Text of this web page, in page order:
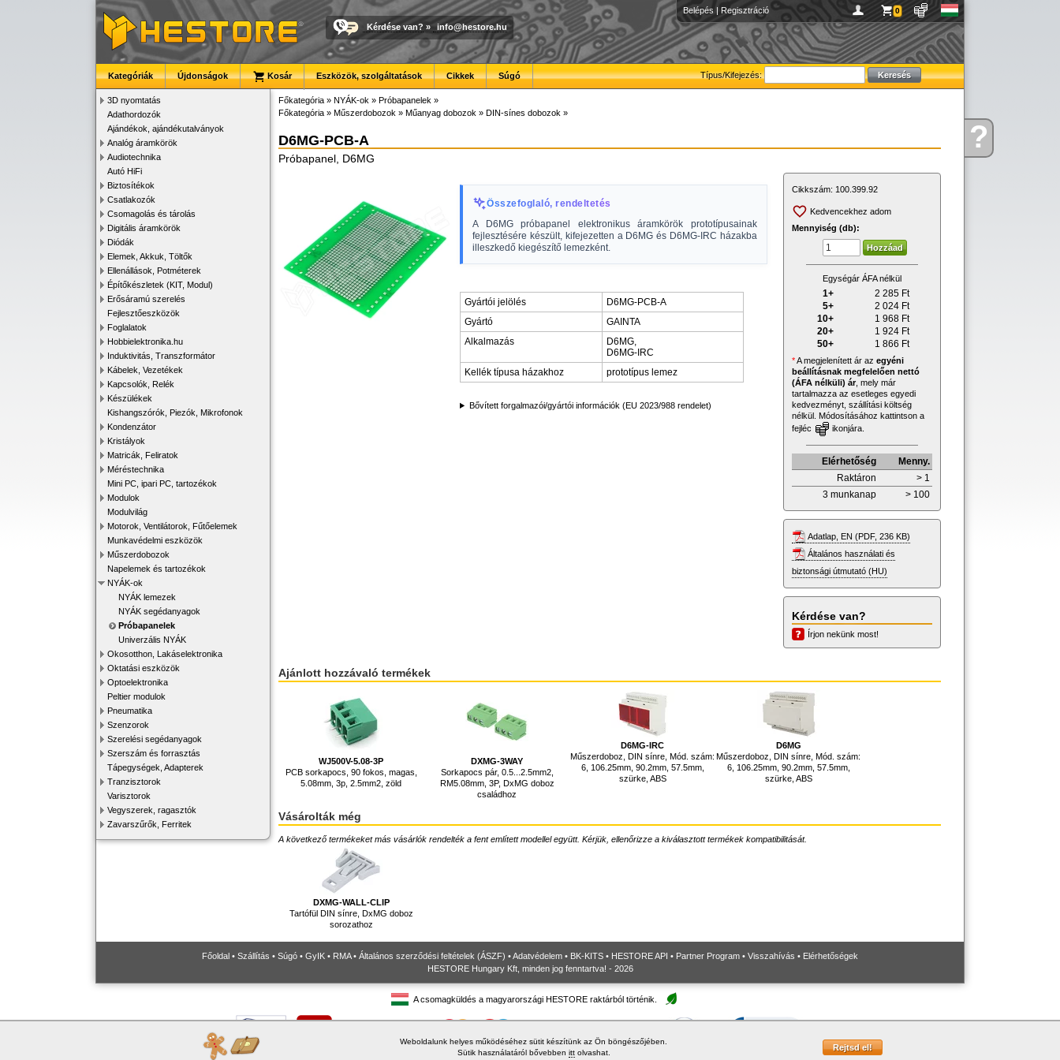
Kérdése
van
?
Belépés | Regisztráció 0
Kérdése van? » info@hestore.hu
Típus/Kifejezés:
Kategóriák Újdonságok Kosár Eszközök, szolgáltatások Cikkek Súgó
3D nyomtatás
Adathordozók
Ajándékok, ajándékutalványok
Analóg áramkörök
Audiotechnika
Autó HiFi
Biztosítékok
Csatlakozók
Csomagolás és tárolás
Digitális áramkörök
Diódák
Elemek, Akkuk, Töltők
Ellenállások, Potméterek
Építőkészletek (KIT, Modul)
Erősáramú szerelés
Fejlesztőeszközök
Foglalatok
Hobbielektronika.hu
Induktivitás, Transzformátor
Kábelek, Vezetékek
Kapcsolók, Relék
Készülékek
Kishangszórók, Piezók, Mikrofonok
Kondenzátor
Kristályok
Matricák, Feliratok
Méréstechnika
Mini PC, ipari PC, tartozékok
Modulok
Modulvilág
Motorok, Ventilátorok, Fűtőelemek
Munkavédelmi eszközök
Műszerdobozok
Napelemek és tartozékok
NYÁK-ok
NYÁK lemezek
NYÁK segédanyagok
Próbapanelek
Univerzális NYÁK
Okosotthon, Lakáselektronika
Oktatási eszközök
Optoelektronika
Peltier modulok
Pneumatika
Szenzorok
Szerelési segédanyagok
Szerszám és forrasztás
Tápegységek, Adapterek
Tranzisztorok
Varisztorok
Vegyszerek, ragasztók
Zavarszűrők, Ferritek
Főkategória » NYÁK-ok » Próbapanelek »
Főkategória » Műszerdobozok » Műanyag dobozok » DIN-sínes dobozok »
D6MG-PCB-A
Próbapanel, D6MG
Összefoglaló, rendeltetés
A D6MG próbapanel elektronikus áramkörök prototípusainak
fejlesztésére készült, kifejezetten a D6MG és D6MG-IRC házakba
illeszkedő kiegészítő lemezként.
Gyártói jelölés
D6MG-PCB-A
Gyártó
GAINTA
Alkalmazás
D6MG,
D6MG-IRC
Kellék típusa házakhoz
prototípus lemez
Bővített forgalmazói/gyártói információk (EU 2023/988 rendelet)
Cikkszám: 100.399.92
Kedvencekhez adom
Mennyiség (db):
Egységár ÁFA nélkül
1+ 2 285 Ft
5+
2 024 Ft
10+
1 968 Ft
20+
1 924 Ft
50+
1 866 Ft
*A megjelenített ár az egyéni
beállításnak megfelelően nettó
(ÁFA nélküli) ár, mely már
tartalmazza az esetleges egyedi
kedvezményt, szállítási költség
nélkül. Módosításához kattintson a
fejléc
ikonjára.
Elérhetőség
Menny.
Raktáron
> 1
3 munkanap
> 100
Adatlap, EN (PDF, 236 KB)
Általános használati és
biztonsági útmutató (HU)
Kérdése van?
Írjon nekünk most!
Ajánlott hozzávaló termékek
WJ500V-5.08-3P
PCB sorkapocs, 90 fokos, magas,
5.08mm, 3p, 2.5mm2, zöld
DXMG-3WAY
Sorkapocs pár, 0.5...2.5mm2,
RM5.08mm, 3P, DxMG doboz
családhoz
D6MG-IRC
Műszerdoboz, DIN sínre, Mód. szám:
6, 106.25mm, 90.2mm, 57.5mm,
szürke, ABS
D6MG
Műszerdoboz, DIN sínre, Mód. szám:
6, 106.25mm, 90.2mm, 57.5mm,
szürke, ABS
Vásárolták még
A következő termékeket más vásárlók rendelték a fent említett modellel együtt. Kérjük, ellenőrizze a kiválasztott termékek kompatibilitását.
DXMG-WALL-CLIP
Tartófül DIN sínre, DxMG doboz
sorozathoz
Főoldal • Szállítás • Súgó • GyIK • RMA• Általános szerződési feltételek (ÁSZF) •Adatvédelem • BK-KITS • HESTORE API • Partner Program • Visszahívás • Elérhetőségek
HESTORE Hungary Kft, minden jog fenntartva! - 2026
Weboldalunk helyes működéséhez sütit készítünk az Ön böngészőjében.
Sütik használatáról bővebben ittolvashat.
A csomagküldés a magyarországi HESTORE raktárból történik.